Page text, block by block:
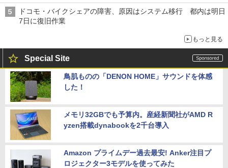
ドコモ・バイクシェアの障害、原因はシステム移行 都内は明日
7日に復旧作業
もっと見る
Special Site
鳥肌ものの「DENON HOME」サウンドを体感
した！
メモリ32GBでも予算内。産経新聞社がAMD R
yzen搭載dynabookを2千台導入
Amazon プライムデー過去最安! Anker注目プ
ロジェクター3モデルを使ってみた